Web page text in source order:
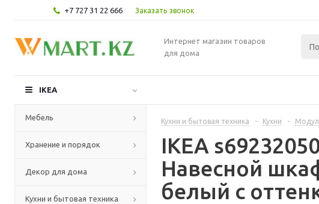
+7 727 31 22 666 Заказать звонок
Интернет магазин товаров
для дома
IKEA
Мебель
Хранение и порядок
Декор для дома
Кухни и бытовая техника
Кухни и бытовая техника - Кухни -
IKEA
Навесной
белый с